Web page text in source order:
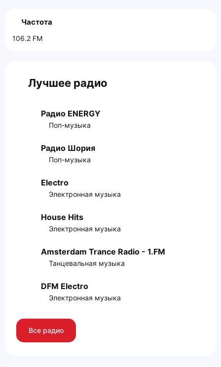
Частота
106.2 FM
Лучшее радио
Радио ENERGY
Поп-музыка
Радио Шория
Поп-музыка
Electro
Электронная музыка
House Hits
Электронная музыка
Amsterdam Trance Radio - 1.FM
Танцевальная музыка
DFM Electro
Электронная музыка
Все радио